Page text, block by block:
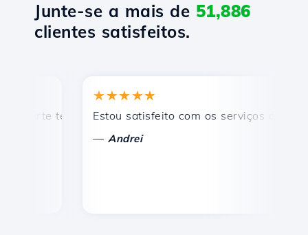
Junte-se a mais de 51,886
clientes satisfeitos.
técnico rápido e eficiente.
★★★★★
Estou satisfeito com os serviços
Andrei